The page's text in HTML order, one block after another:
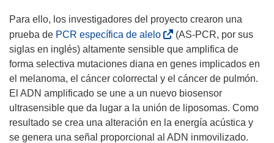
t
a
n
a
)
n
t
a
n
a
)
á
e
n
u
n
a
n
u
e
Para ello, los investigadores del proyecto crearon una
prueba de PCR específica de alelo(
s
e
a
b
r
i
r
(AS-PCR, por sus
siglas en inglés) altamente sensible que amplifica de
forma selectiva mutaciones diana en genes implicados en
el melanoma, el cáncer colorrectal y el cáncer de pulmón.
El ADN amplificado se une a un nuevo biosensor
ultrasensible que da lugar a la unión de liposomas. Como
resultado se crea una alteración en la energía acústica y
se genera una señal proporcional al ADN inmovilizado.